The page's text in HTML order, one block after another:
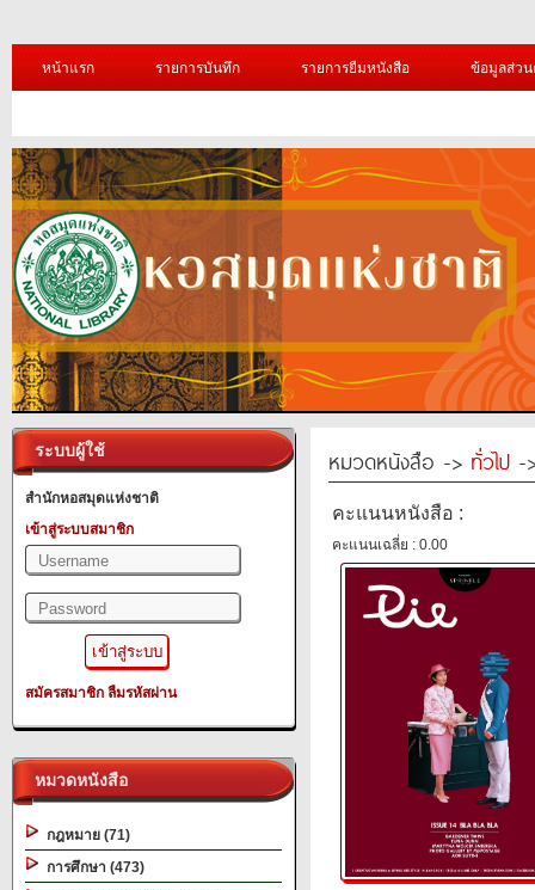
หน้าแรก รายการบันทึก รายการยืมหนังสือ ข้อมูลส่ว
ระบบผู้ใช้
สำนักหอสมุดแห่งชาติ
เข้าสู่ระบบสมาชิก
สมัครสมาชิก ลืมรหัสผ่าน
หมวดหนังสือ
กฎหมาย (71)
การศึกษา (473)
หมวดหนังสือ -> ทั่วไป -
คะแนนหนังสือ :
คะแนนเฉลี่ย : 0.00